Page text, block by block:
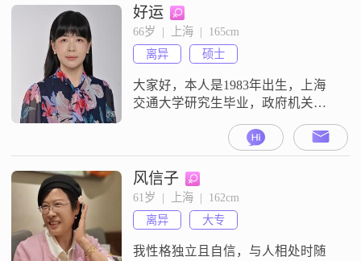
目前工资加租金月收入稳定30000元
左右，海归硕士学位，为我未来的
家庭做好了坚实的保障。intj 兴趣：
旅游 滑雪 历史 电影鉴赏 主机游戏
和独立游戏 社交偏淡 喜
好运
66岁  |  上海  |  165cm
离异
硕士
大家好，本人是1983年出生，上海
交通大学研究生毕业，政府机关公
男士，符合条件的请您留言！属蛇
属猴，属龙的请'打扰
风信子
61岁  |  上海  |  162cm
离异
大专
我性格独立且自信，与人相处时随